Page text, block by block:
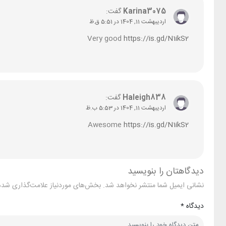
Karina3075 گفت:
اردیبهشت 11, 1404 در 5:51 ق.ظ
Very good https://is.gd/N1ikS2
Haleigh838 گفت:
اردیبهشت 11, 1404 در 5:53 ب.ظ
Awesome https://is.gd/N1ikS2
دیدگاهتان را بنویسید
نشانی ایمیل شما منتشر نخواهد شد. بخش‌های موردنیاز علامت‌گذاری
دیدگاه*